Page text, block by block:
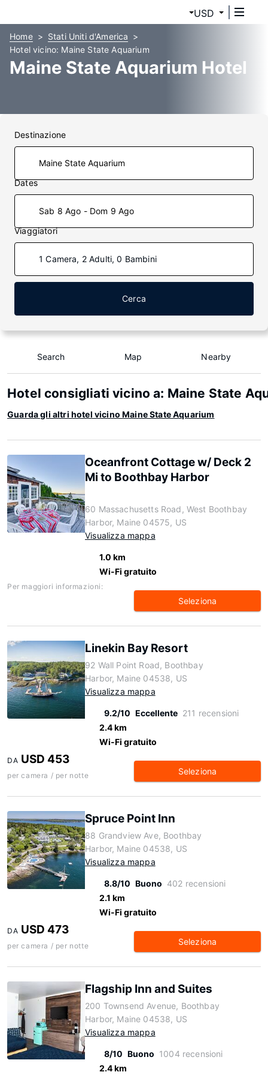
USD
Home
Stati Uniti d'America
Hotel vicino: Maine State Aquarium
Maine State Aquarium Hotel
Destinazione
Dates
Sab 8 Ago - Dom 9 Ago
Viaggiatori
1 Camera, 2 Adulti, 0 Bambini
Cerca
Search Map Nearby
Hotel consigliati vicino a: Maine State
Guarda gli altri hotel vicino Maine State Aquarium
Oceanfront Cottage w/ Deck 2
Mi to Boothbay Harbor
60 Massachusetts Road, West Boothbay
Harbor, Maine 04575, US
Visualizza mappa
1.0 km
Wi-Fi gratuito
Per maggiori informazioni:
Seleziona
Linekin Bay Resort
92 Wall Point Road, Boothbay
Harbor, Maine 04538, US
Visualizza mappa
9.2/10 Eccellente 211 recensioni
2.4 km
Wi-Fi gratuito
DA USD 453
per camera / per notte Seleziona
Spruce Point Inn
88 Grandview Ave, Boothbay
Harbor, Maine 04538, US
Visualizza mappa
8.8/10 Buono 402 recensioni
2.1 km
Wi-Fi gratuito
DA USD 473
per camera / per notte Seleziona
Flagship Inn and Suites
200 Townsend Avenue, Boothbay
Harbor, Maine 04538, US
Visualizza mappa
8/10 Buono 1004 recensioni
2.4 km